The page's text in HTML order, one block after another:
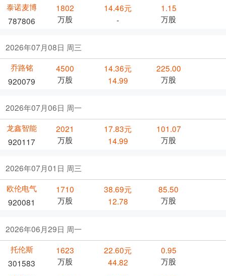
泰诺麦博
787806
1802
万股
14.46元
-
1.15
万股
2026年07月08日 周三
乔路铭
920079
4500
万股
14.36元
14.99
225.00
万股
2026年07月06日 周一
龙鑫智能
920117
2021
万股
17.83元
14.99
101.07
万股
2026年07月01日 周三
欧伦电气
920081
1710
万股
38.69元
12.78
85.50
万股
2026年06月29日 周一
托伦斯
301583
1623
万股
22.60元
44.82
0.95
万股